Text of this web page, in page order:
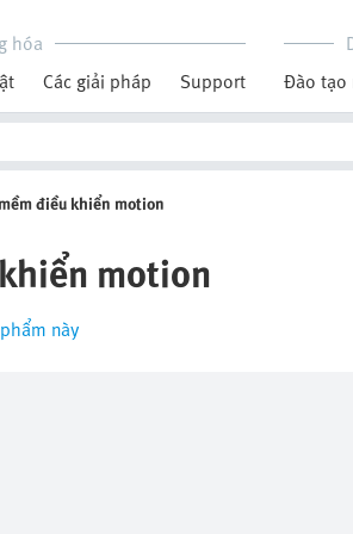
hóa
Các giải pháp Support
Đào tạo
điều khiển motion
motion
này